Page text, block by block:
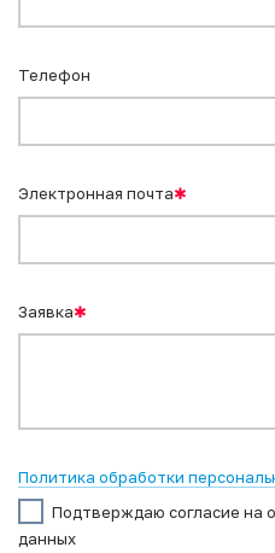
Телефон
Электронная почта✱
Заявка✱
Политика обработки
Подтверждаю согласие на
данных